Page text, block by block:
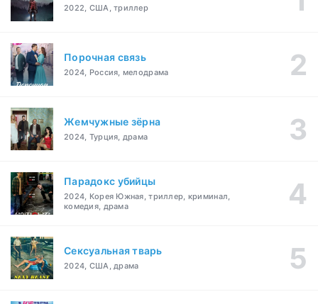
2022, США, триллер
Порочная связь
2024, Россия, мелодрама
Жемчужные зёрна
2024, Турция, драма
Парадокс убийцы
2024, Корея Южная, триллер, криминал,
комедия, драма
Сексуальная тварь
2024, США, драма